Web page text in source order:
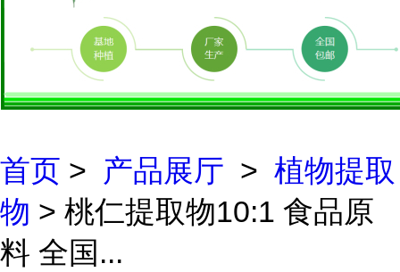
首页 > 产品展厅 > 植物提取
物 > 桃仁提取物10:1 食品原
料 全国...